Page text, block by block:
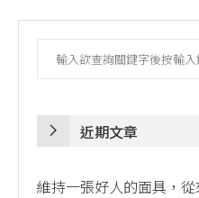
近期文章
維持一張好人的面具，從